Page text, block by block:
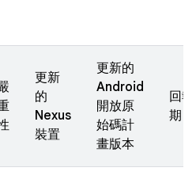
更新
的
Nexus
裝置
更新的
Android
開放原
始碼計
畫版本
回
期